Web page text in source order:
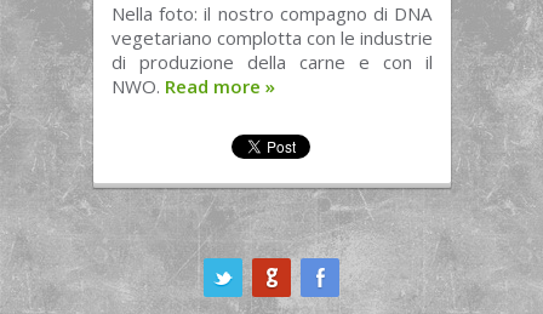
Nella foto: il nostro compagno di DNA
vegetariano complotta con le industrie
di produzione della carne e con il
NWO. Read more »